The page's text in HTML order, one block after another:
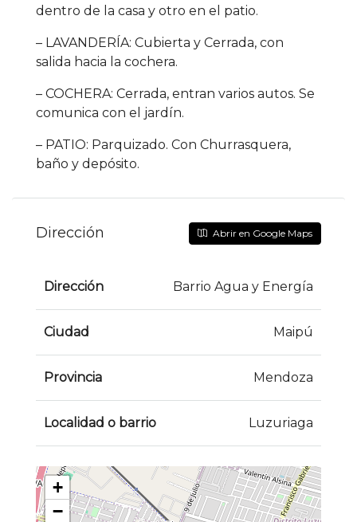
dentro de la casa y otro en el patio.
– LAVANDERÍA: Cubierta y Cerrada, con
salida hacia la cochera.
– COCHERA: Cerrada, entran varios autos. Se
comunica con el jardín.
– PATIO: Parquizado. Con Churrasquera,
baño y depósito.
Dirección Abrir en Google Maps
Dirección Barrio Agua y Energía
Ciudad Maipú
Provincia Mendoza
Localidad o barrio Luzuriaga
+
−